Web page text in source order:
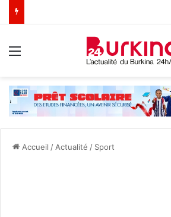
Accueil / Actualité / Sport